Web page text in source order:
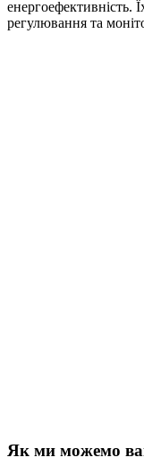
енергоефективність.
регулювання та
Як ми можемо